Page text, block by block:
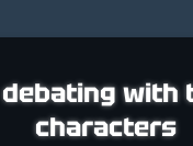
with
characters